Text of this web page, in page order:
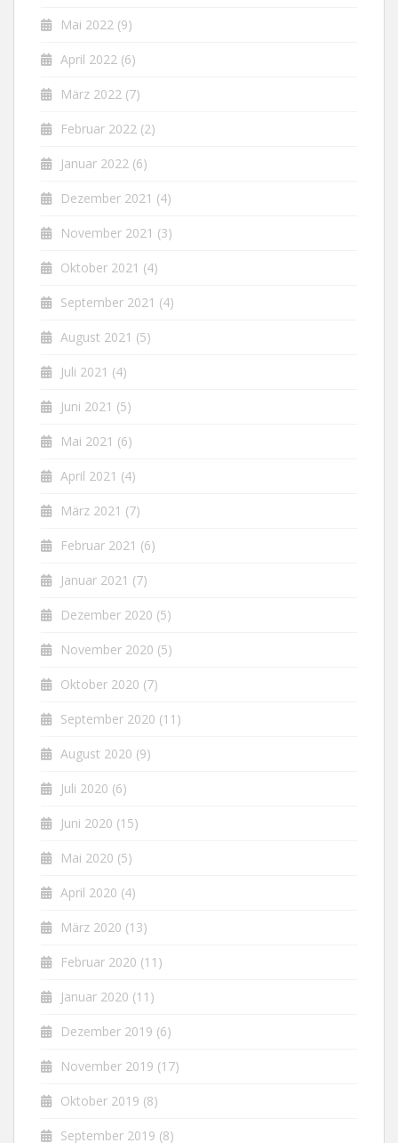
Mai 2022 (9)
April 2022 (6)
März 2022 (7)
Februar 2022 (2)
Januar 2022 (6)
Dezember 2021 (4)
November 2021 (3)
Oktober 2021 (4)
September 2021 (4)
August 2021 (5)
Juli 2021 (4)
Juni 2021 (5)
Mai 2021 (6)
April 2021 (4)
März 2021 (7)
Februar 2021 (6)
Januar 2021 (7)
Dezember 2020 (5)
November 2020 (5)
Oktober 2020 (7)
September 2020 (11)
August 2020 (9)
Juli 2020 (6)
Juni 2020 (15)
Mai 2020 (5)
April 2020 (4)
März 2020 (13)
Februar 2020 (11)
Januar 2020 (11)
Dezember 2019 (6)
November 2019 (17)
Oktober 2019 (8)
September 2019 (8)